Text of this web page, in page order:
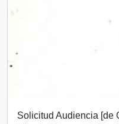
Solicitud Audiencia [de